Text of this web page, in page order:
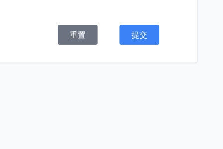
重置 提交